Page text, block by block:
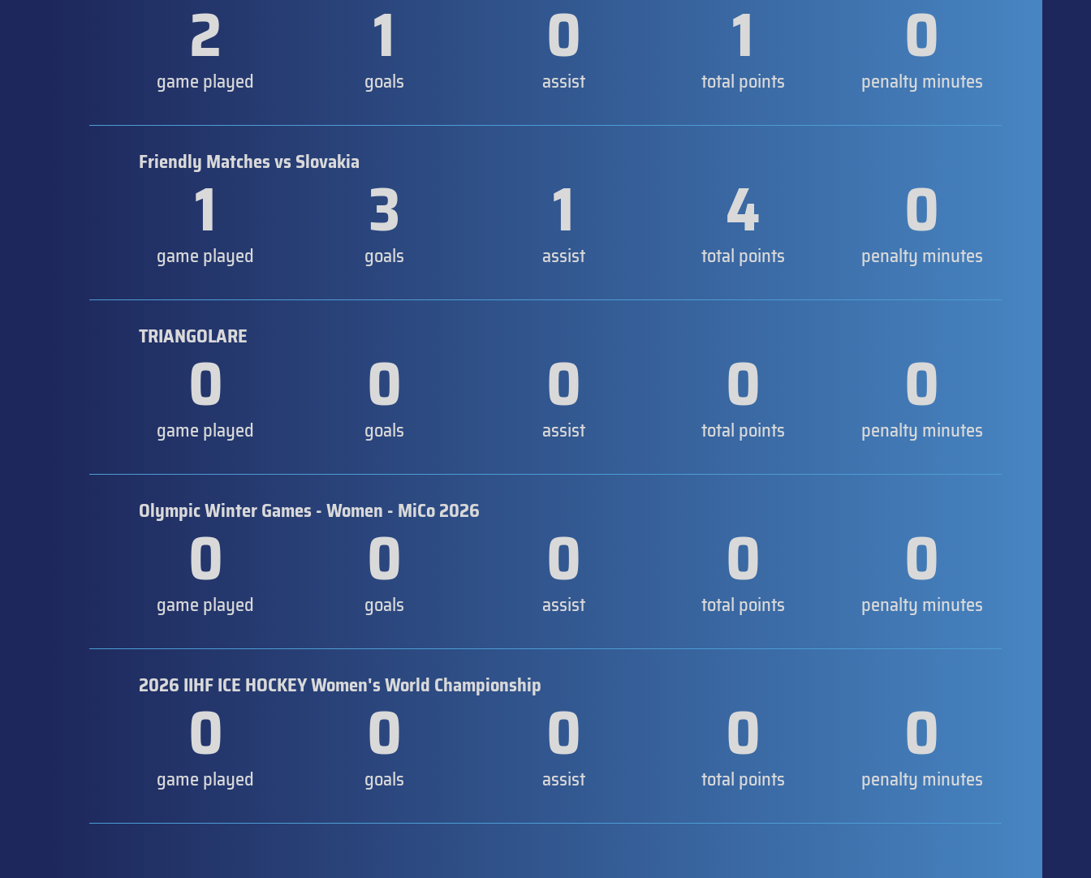
2
game played 1
goals 0
assist 1
total points 0
penalty minutes
Friendly Matches vs Slovakia
1
game played 3
goals 1
assist 4
total points 0
penalty minutes
TRIANGOLARE
0
game played 0
goals 0
assist 0
total points 0
penalty minutes
Olympic Winter Games - Women - MiCo 2026
0
game played 0
goals 0
assist 0
total points 0
penalty minutes
2026 IIHF ICE HOCKEY Women's World Championship
0
game played 0
goals 0
assist 0
total points 0
penalty minutes